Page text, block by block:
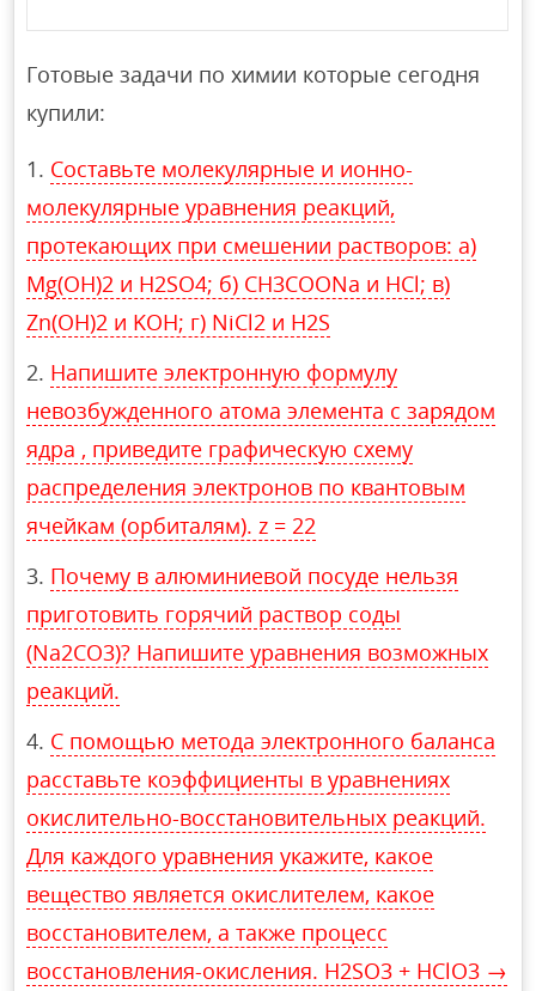
Готовые задачи по химии которые сегодня
купили:
Составьте молекулярные и ионно-
молекулярные уравнения реакций,
протекающих при смешении растворов: а)
Mg(OH)2 и H2SO4; б) CH3COONa и HCl; в)
Zn(OH)2 и KOH; г) NiCl2 и H2S
Напишите электронную формулу
невозбужденного атома элемента с зарядом
ядра , приведите графическую схему
распределения электронов по квантовым
ячейкам (орбиталям). z = 22
Почему в алюминиевой посуде нельзя
приготовить горячий раствор соды
(Na2CO3)? Напишите уравнения возможных
реакций.
С помощью метода электронного баланса
расставьте коэффициенты в уравнениях
окислительно-восстановительных реакций.
Для каждого уравнения укажите, какое
вещество является окислителем, какое
восстановителем, а также процесс
восстановления-окисления. H2SO3 + HClO3 →